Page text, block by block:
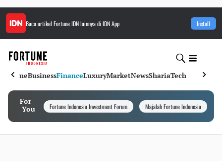
Baca artikel Fortune IDNlainnya di IDN App Install
HomeBusinessFinanceLuxuryMarketNewsShariaTech
For
You
Fortune Indonesia Investment Forum Majalah Fortune Indonesia